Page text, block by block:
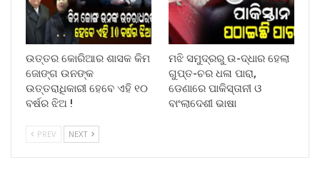
ଉତ୍ତର କୋରିଆର ଶାସକ କିମ
ଜୋଙ୍ଗ ଉନଙ୍କ
ଉତ୍ତରାଧିକାରୀ ହେବେ ଏହି ୧୦
ବର୍ଷର ଝିଅ !
ମଝି ସମୁଦ୍ରରୁ ଉ-ଦ୍ଧାର ହେଲା
ଗୁପ୍ତ-ଚର ଧଳା ପାରା,
ଡେଣାରେ ପାକିସ୍ତାନୀ ଓ
ବାଂଲାଦେଶୀ ଭାଷା
PREV NEXT